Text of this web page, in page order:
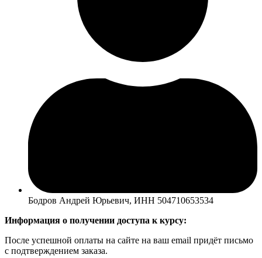
Бодров Андрей Юрьевич, ИНН 504710653534
Информация о получении доступа к курсу:
После успешной оплаты на сайте на ваш email придёт письмо
с подтверждением заказа.